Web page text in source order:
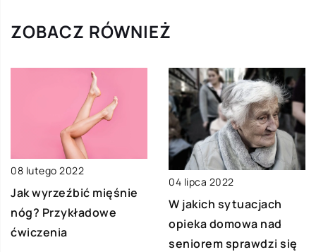
ZOBACZ RÓWNIEŻ
08 lutego 2022
Jak wyrzeźbić mięśnie
nóg? Przykładowe
ćwiczenia
04 lipca 2022
W jakich sytuacjach
opieka domowa nad
seniorem sprawdzi się